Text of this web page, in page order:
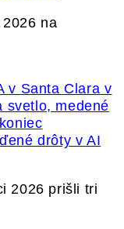
na
drôty v AI
2026 prišli tri